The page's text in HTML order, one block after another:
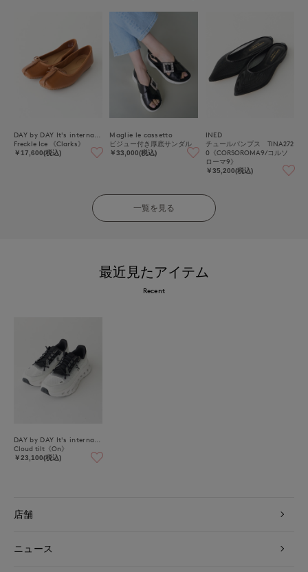
Freckle Ice 《Clarks》
￥17,600(税込)
Maglie le cassetto
ビジュー付き厚底サンダル
￥33,000(税込)
INED
チュールパンプス TINA272
0《CORSOROMA9/コルソ
ローマ9》
￥35,200(税込)
一覧を見る
最近見たアイテム
Recent
Cloud tilt《On》
￥23,100(税込)
店舗
ニュース